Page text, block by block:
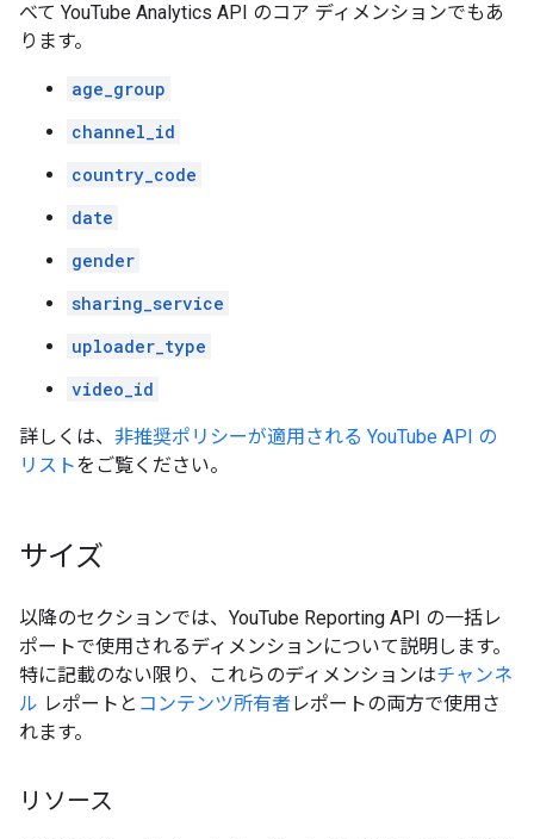
べて YouTube Analytics API のコア ディメンションでもあ
ります。
age_group
channel_id
country_code
date
gender
sharing_service
uploader_type
video_id
詳しくは、 非推奨ポリシーが適用される YouTube API の
リストをご覧ください。
サイズ
以降のセクションでは、YouTube Reporting API の一括レ
ポートで使用されるディメンションについて説明します。
特に記載のない限り、これらのディメンションはチャンネ
ル レポートと コンテンツ所有者 レポートの両方で使用さ
れます。
リソース